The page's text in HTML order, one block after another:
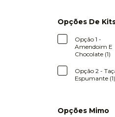
Opções De
Opção 1 -
Amendoim E
Chocolate (1)
Opção 2 -
Espumante (1)
Opções Mimo